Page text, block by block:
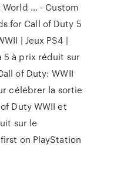
... - Custom
for Call of Duty 5
| Jeux PS4 |
5 à prix réduit sur
of Duty: WWII
célébrer la sortie
Duty WWII et
sur le
on PlayStation